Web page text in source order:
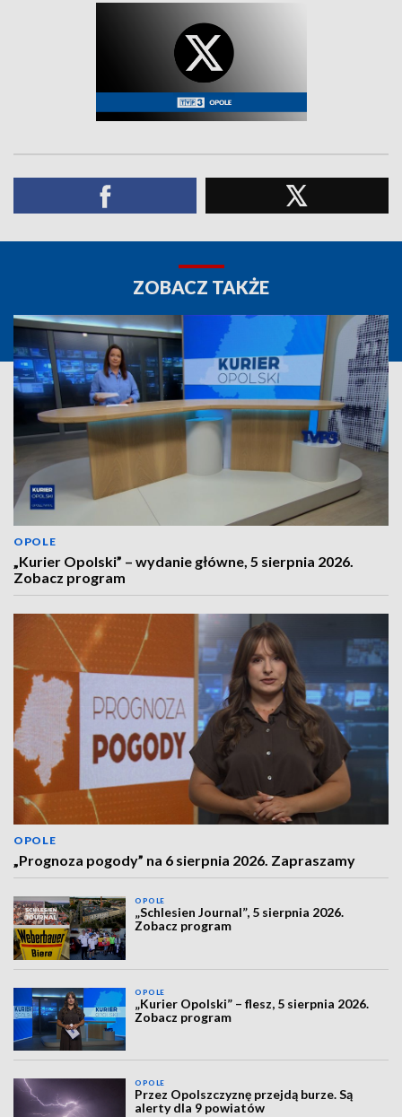
ZOBACZ TAKŻE
OPOLE
„Kurier Opolski” – wydanie główne, 5 sierpnia 2026.
Zobacz program
OPOLE
„Prognoza pogody” na 6 sierpnia 2026. Zapraszamy
OPOLE
„Schlesien Journal”, 5 sierpnia 2026.
Zobacz program
OPOLE
„Kurier Opolski” – flesz, 5 sierpnia 2026.
Zobacz program
OPOLE
Przez Opolszczyznę przejdą burze. Są
alerty dla 9 powiatów